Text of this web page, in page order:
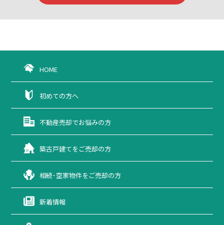
HOME
初めての方へ
不動産売却でお悩みの方
築古戸建てをご売却の方
相続･空家物件をご売却の方
新着情報